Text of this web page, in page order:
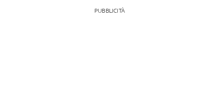
PUBBLICITÀ